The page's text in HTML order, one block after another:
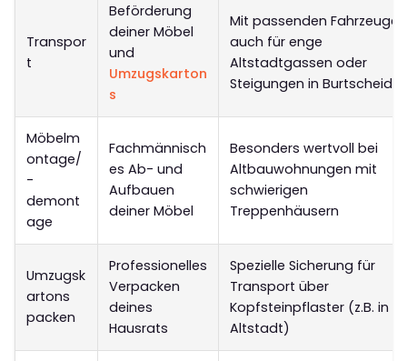
Transpor
t
Beförderung
deiner Möbel
und
Umzugskarton
s
Mit passenden Fahrzeugen
auch für enge
Altstadtgassen oder
Steigungen in Burtscheid
Möbelm
ontage/
-
demont
age
Fachmännisch
es Ab- und
Aufbauen
deiner Möbel
Besonders wertvoll bei
Altbauwohnungen mit
schwierigen
Treppenhäusern
Umzugsk
artons
packen
Professionelles
Verpacken
deines
Hausrats
Spezielle Sicherung für
Transport über
Kopfsteinpflaster (z.B. in
Altstadt)